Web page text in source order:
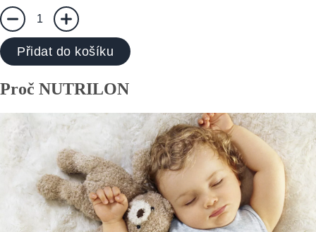
1
Přidat do košíku
Proč NUTRILON